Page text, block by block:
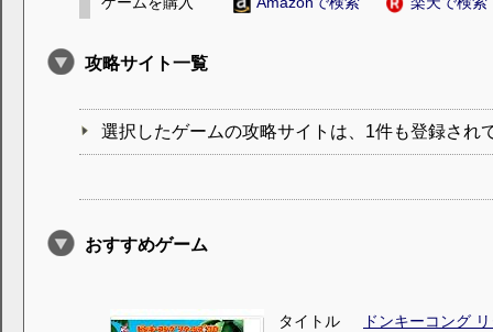
攻略サイト一覧
選択したゲームの攻略サイトは、1件も登録され
おすすめゲーム
タイトル
ドンキーコング